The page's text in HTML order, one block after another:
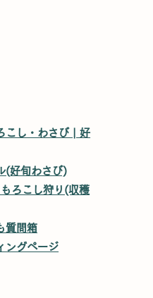
こし・わさび | 好
(好旬わさび)
ろこし狩り(収穫
質問箱
ングページ